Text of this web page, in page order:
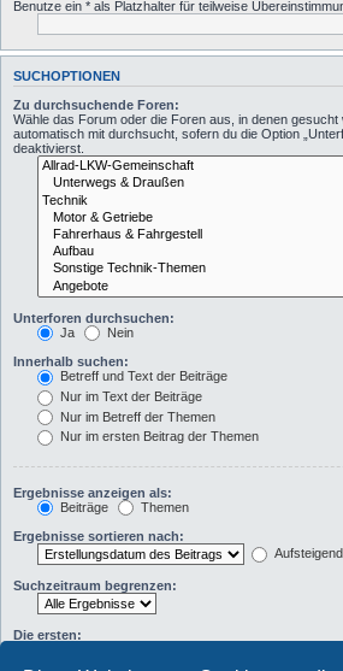
Benutze ein * als Platzhalter für teilweise
SUCHOPTIONEN
Zu durchsuchende Foren:
Wähle das Forum oder die Foren aus, in denen
automatisch mit durchsucht, sofern du die Option
deaktivierst.
Unterforen durchsuchen:
Ja
Nein
Innerhalb suchen:
Betreff und Text der Beiträge
Nur im Text der Beiträge
Nur im Betreff der Themen
Nur im ersten Beitrag der Themen
Ergebnisse anzeigen als:
Beiträge
Themen
Ergebnisse sortieren nach:
Aufsteigend
Suchzeitraum begrenzen:
Die ersten: